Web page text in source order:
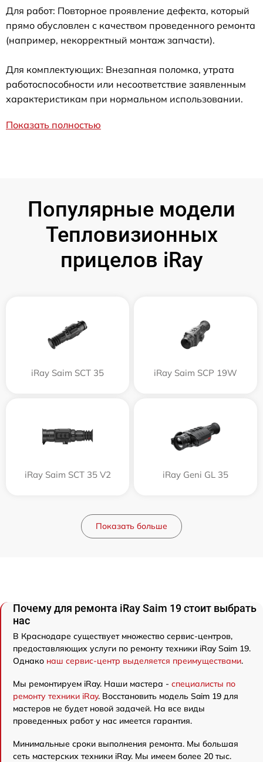
Для работ: Повторное проявление дефекта, который
прямо обусловлен с качеством проведенного ремонта
(например, некорректный монтаж запчасти).
Для комплектующих: Внезапная поломка, утрата
работоспособности или несоответствие заявленным
характеристикам при нормальном использовании.
Показать полностью
Популярные модели
Тепловизионных
прицелов iRay
iRay Saim SCT 35 iRay Saim SCP 19W
iRay Saim SCT 35 V2 iRay Geni GL 35
Показать больше
Почему для ремонта iRay Saim 19 стоит выбрать
нас
В Краснодаре существует множество сервис-центров,
предоставляющих услуги по ремонту техники iRay Saim 19.
Однако наш сервис-центр выделяется преимуществами.
Мы ремонтируем iRay. Наши мастера - специалисты по
ремонту техники iRay. Восстановить модель Saim 19 для
мастеров не будет новой задачей. На все виды
проведенных работ у нас имеется гарантия.
Минимальные сроки выполнения ремонта. Мы большая
сеть мастерских техники iRay. Мы имеем более 20 тыс.